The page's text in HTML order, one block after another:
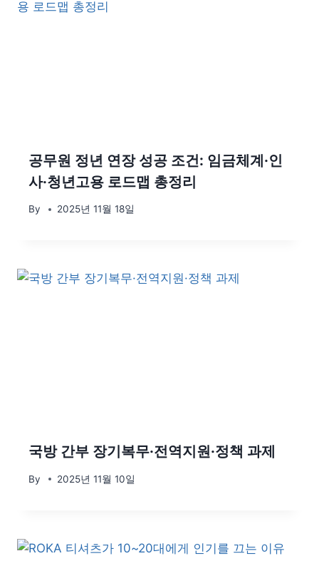
공무원 정년 연장 성공 조건: 임금체계·인
사·청년고용 로드맵 총정리
By 2025년 11월 18일
국방 간부 장기복무·전역지원·정책 과제
By 2025년 11월 10일